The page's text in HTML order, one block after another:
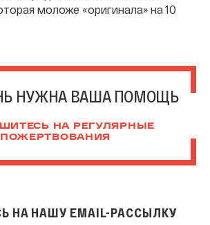
моложе «оригинала» на 10
НУЖНА ВАША ПОМОЩЬ
НА РЕГУЛЯРНЫЕ
ПОЖЕРТВОВАНИЯ
НА НАШУ EMAIL-РАССЫЛКУ